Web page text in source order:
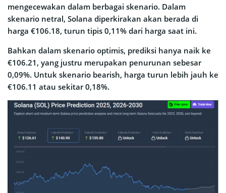
mengecewakan dalam berbagai skenario. Dalam
skenario netral, Solana diperkirakan akan berada di
harga €106.18, turun tipis 0,11% dari harga saat ini.
Bahkan dalam skenario optimis, prediksi hanya naik ke
€106.21, yang justru merupakan penurunan sebesar
0,09%. Untuk skenario bearish, harga turun lebih jauh ke
€106.11 atau sekitar 0,18%.